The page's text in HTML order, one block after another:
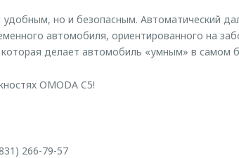
но и безопасным. Автоматический
автомобиля, ориентированного на
делает автомобиль «умным» в самом
OMODA C5!
266-79-57